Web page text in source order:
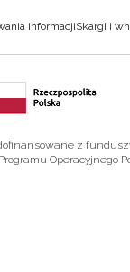
informacjiSkargi i
z
Operacyjnego